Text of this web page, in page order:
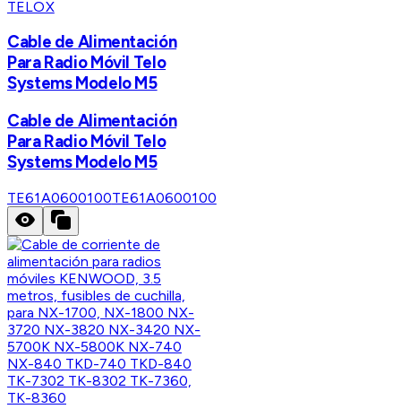
TELOX
Cable de Alimentación
Para Radio Móvil Telo
Systems Modelo M5
Cable de Alimentación
Para Radio Móvil Telo
Systems Modelo M5
TE61A0600100TE61A0600100